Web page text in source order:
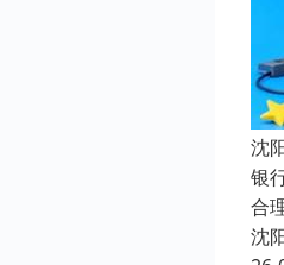
沈
银
合
沈